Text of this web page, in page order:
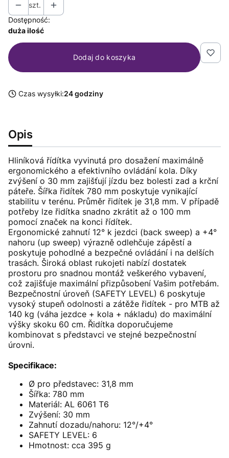
szt.
Dostępność:
duża ilość
Dodaj do koszyka
Czas wysyłki:24 godziny
Opis
Hliníková řídítka vyvinutá pro dosažení maximálně
ergonomického a efektivního ovládání kola. Díky
zvýšení o 30 mm zajišťují jízdu bez bolesti zad a krční
páteře. Šířka řidítek 780 mm poskytuje vynikající
stabilitu v terénu. Průměr řidítek je 31,8 mm. V případě
potřeby lze řidítka snadno zkrátit až o 100 mm
pomocí značek na konci řídítek.
Ergonomické zahnutí 12° k jezdci (back sweep) a +4°
nahoru (up sweep) výrazně odlehčuje zápěstí a
poskytuje pohodlné a bezpečné ovládání i na delších
trasách. Široká oblast rukojeti nabízí dostatek
prostoru pro snadnou montáž veškerého vybavení,
což zajišťuje maximální přizpůsobení Vašim potřebám.
Bezpečnostní úroveň (SAFETY LEVEL) 6 poskytuje
vysoký stupeň odolnosti a zátěže řidítek - pro MTB až
140 kg (váha jezdce + kola + nákladu) do maximální
výšky skoku 60 cm. Řidítka doporučujeme
kombinovat s představci ve stejné bezpečnostní
úrovni.
Specifikace:
Ø pro představec: 31,8 mm
Šířka: 780 mm
Materiál: AL 6061 T6
Zvýšení: 30 mm
Zahnutí dozadu/nahoru: 12°/+4°
SAFETY LEVEL: 6
Hmotnost: cca 395 g